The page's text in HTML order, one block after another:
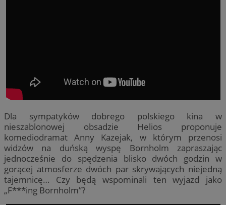
Dla sympatyków dobrego polskiego kina w
nieszablonowej obsadzie Helios proponuje
komediodramat Anny Kazejak, w którym przenosi
widzów na duńską wyspę Bornholm zapraszając
jednocześnie do spędzenia blisko dwóch godzin w
gorącej atmosferze dwóch par skrywających niejedną
tajemnicę… Czy będą wspominali ten wyjazd jako
„F***ing Bornholm”?